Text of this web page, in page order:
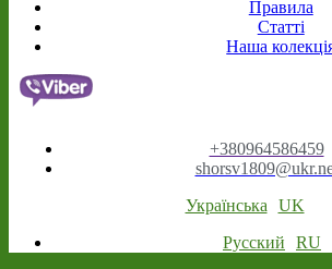
Правила
Статті
Наша
+380964586459
Українська
UK
Русский
RU